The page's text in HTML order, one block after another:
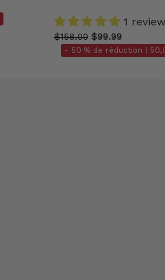
1 review
$158.00 $99.99
- 50 % de réduction |